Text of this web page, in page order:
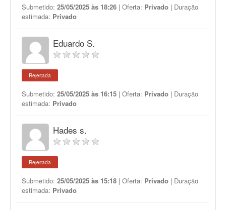
Submetido: 25/05/2025 às 18:26 | Oferta: Privado | Duração
estimada: Privado
Eduardo S.
Rejeitada
Submetido: 25/05/2025 às 16:15 | Oferta: Privado | Duração
estimada: Privado
Hades s.
Rejeitada
Submetido: 25/05/2025 às 15:18 | Oferta: Privado | Duração
estimada: Privado